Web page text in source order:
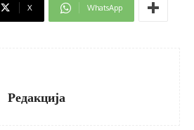
X WhatsApp
Редакција